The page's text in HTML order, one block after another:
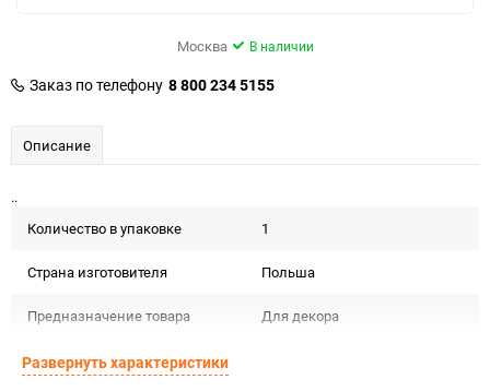
Москва В наличии
Заказ по телефону 8 800 234 5155
Описание
..
Количество в упаковке
1
Страна изготовителя Польша
Предназначение товара Для декора
Сертификация
Развернуть характеристики